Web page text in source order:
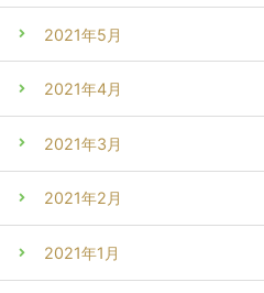
2021年5月
2021年4月
2021年3月
2021年2月
2021年1月